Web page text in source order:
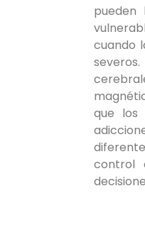
cuando
que los
control